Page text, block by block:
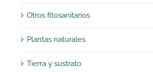
Otros fitosanitarios
Plantas naturales
Tierra y sustrato